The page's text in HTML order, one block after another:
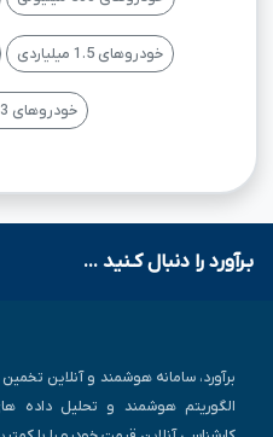
خودروهای 1.5 میلیاردی
خودروهای 3 میلیاردی
بـرآورد را دنبال کـنید ...
برآورد، سامانه هوشمند و آنلاین
الگوریتم هوشمند و تحلیل داده